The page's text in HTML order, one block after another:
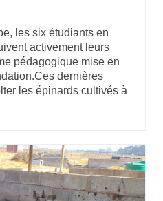
les six étudiants en
activement leurs
pédagogique mise en
dernières
les épinards cultivés à